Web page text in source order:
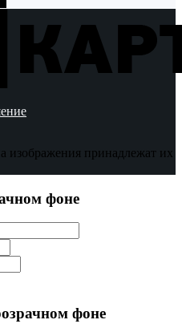
изображения принадлежат их
фоне
фоне